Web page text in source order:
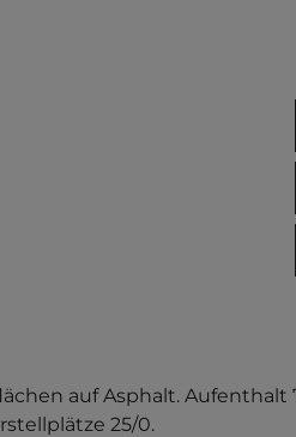
auf Asphalt. Aufenthalt
25/0.